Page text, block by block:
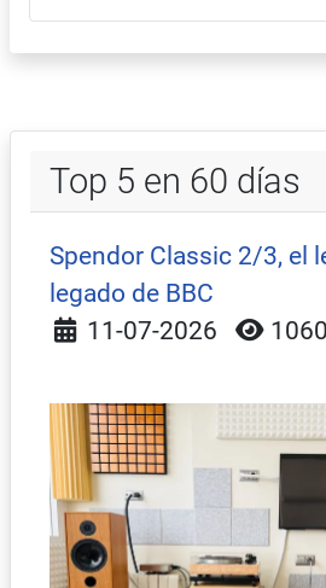
Top 5 en 60 días
Spendor Classic 2/3, el
legado de BBC
Detalles
11-07-2026 1060